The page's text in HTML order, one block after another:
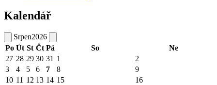
Kalendář
Srpen2026
Po Út St Čt Pá So
Ne
27 28 29 30 31 1
2
3
4 5 6 7 8
9
10 11 12 13 14 15 16